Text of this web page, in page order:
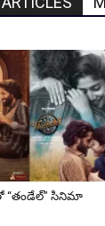
“తండేల్” సినిమా